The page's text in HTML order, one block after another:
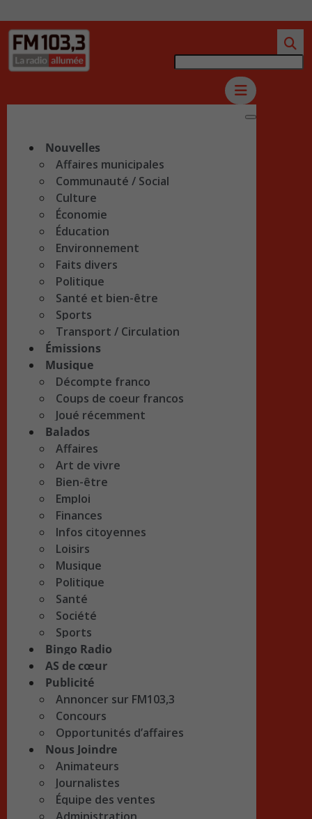
Nouvelles
Affaires municipales
Communauté / Social
Culture
Économie
Éducation
Environnement
Faits divers
Politique
Santé et bien-être
Sports
Transport / Circulation
Émissions
Musique
Décompte franco
Coups de coeur francos
Joué récemment
Balados
Affaires
Art de vivre
Bien-être
Emploi
Finances
Infos citoyennes
Loisirs
Musique
Politique
Santé
Société
Sports
Bingo Radio
AS de cœur
Publicité
Annoncer sur FM103,3
Concours
Opportunités d’affaires
Nous Joindre
Animateurs
Journalistes
Équipe des ventes